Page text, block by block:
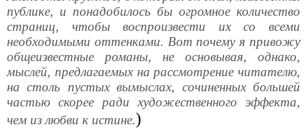
публике, и понадобилось бы огромное количество
страниц, чтобы воспроизвести их со всеми
необходимыми оттенками. Вот почему я привожу
общеизвестные романы, не основывая, однако,
мыслей, предлагаемых на рассмотрение читателю,
на столь пустых вымыслах, сочиненных большей
частью скорее ради художественного эффекта,
чем из любви к истине.)